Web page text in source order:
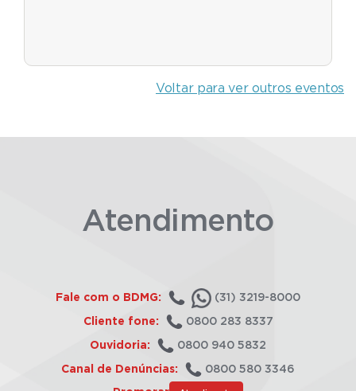
Voltar para ver outros eventos
Atendimento
Fale com o BDMG: (31) 3219-8000
Cliente fone: 0800 283 8337
Ouvidoria: 0800 940 5832
Canal de Denúncias: 0800 580 3346